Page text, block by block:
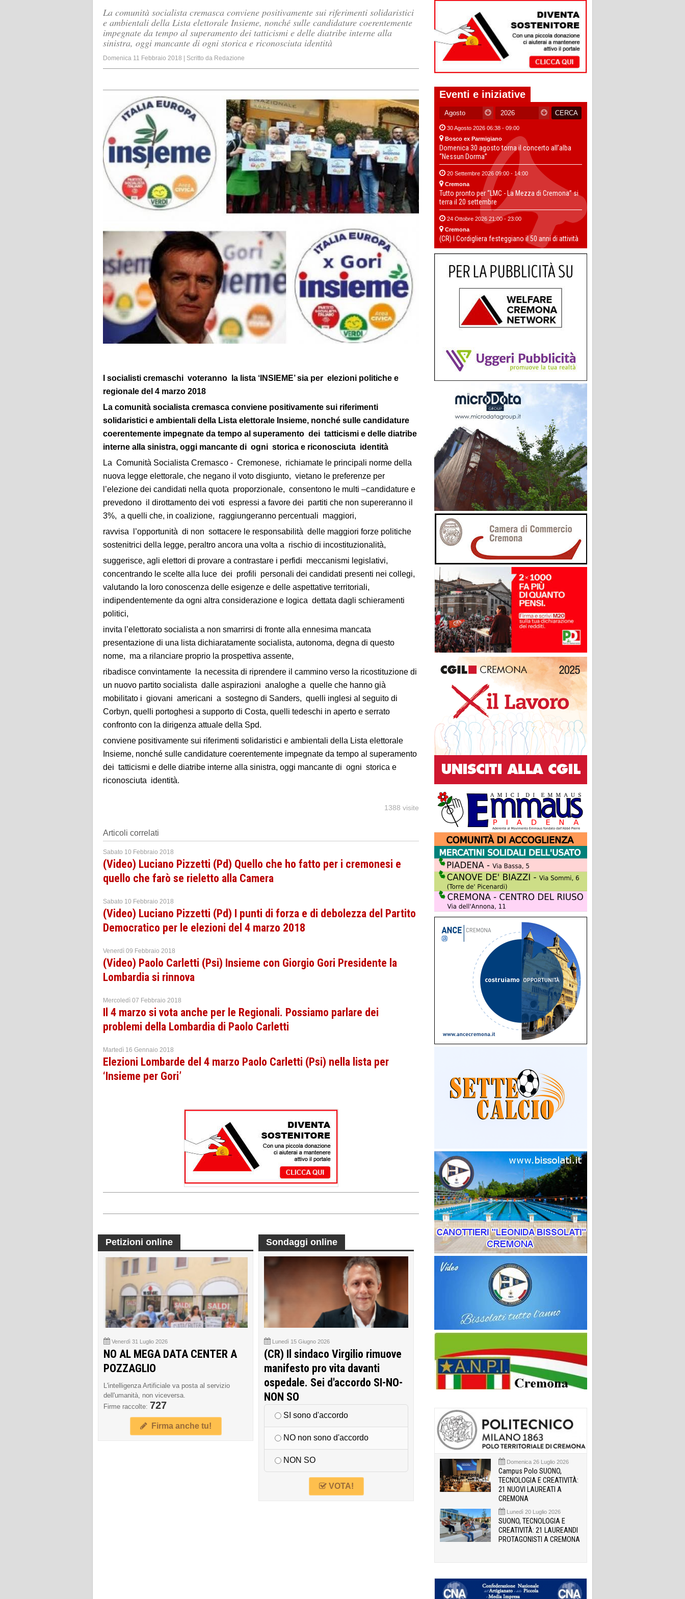
La comunità socialista cremasca conviene positivamente sui riferimenti solidaristici
e ambientali della Lista elettorale Insieme, nonché sulle candidature coerentemente
impegnate da tempo al superamento dei tatticismi e delle diatribe interne alla
sinistra, oggi mancante di ogni storica e riconosciuta identità
Domenica 11 Febbraio 2018 | Scritto da Redazione
I socialisti cremaschi voteranno la lista ‘INSIEME’ sia per elezioni politiche e
regionale del 4 marzo 2018
La comunità socialista cremasca conviene positivamente sui riferimenti
solidaristici e ambientali della Lista elettorale Insieme, nonché sulle candidature
coerentemente impegnate da tempo al superamento dei tatticismi e delle diatribe
interne alla sinistra, oggi mancante di ogni storica e riconosciuta identità
La Comunità Socialista Cremasco - Cremonese, richiamate le principali norme della
nuova legge elettorale, che negano il voto disgiunto, vietano le preferenze per
l’elezione dei candidati nella quota proporzionale, consentono le multi –candidature e
prevedono il dirottamento dei voti espressi a favore dei partiti che non supereranno il
3%, a quelli che, in coalizione, raggiungeranno percentuali maggiori,
ravvisa l’opportunità di non sottacere le responsabilità delle maggiori forze politiche
sostenitrici della legge, peraltro ancora una volta a rischio di incostituzionalità,
suggerisce, agli elettori di provare a contrastare i perfidi meccanismi legislativi,
concentrando le scelte alla luce dei profili personali dei candidati presenti nei collegi,
valutando la loro conoscenza delle esigenze e delle aspettative territoriali,
indipendentemente da ogni altra considerazione e logica dettata dagli schieramenti
politici,
invita l’elettorato socialista a non smarrirsi di fronte alla ennesima mancata
presentazione di una lista dichiaratamente socialista, autonoma, degna di questo
nome, ma a rilanciare proprio la prospettiva assente,
ribadisce convintamente la necessita di riprendere il cammino verso la ricostituzione di
un nuovo partito socialista dalle aspirazioni analoghe a quelle che hanno già
mobilitato i giovani americani a sostegno di Sanders, quelli inglesi al seguito di
Corbyn, quelli portoghesi a supporto di Costa, quelli tedeschi in aperto e serrato
confronto con la dirigenza attuale della Spd.
conviene positivamente sui riferimenti solidaristici e ambientali della Lista elettorale
Insieme, nonché sulle candidature coerentemente impegnate da tempo al superamento
dei tatticismi e delle diatribe interne alla sinistra, oggi mancante di ogni storica e
riconosciuta identità.
1388 visite
Articoli correlati
Sabato 10 Febbraio 2018
(Video) Luciano Pizzetti (Pd) Quello che ho fatto per i cremonesi e
quello che farò se rieletto alla Camera
Sabato 10 Febbraio 2018
(Video) Luciano Pizzetti (Pd) I punti di forza e di debolezza del Partito
Democratico per le elezioni del 4 marzo 2018
Venerdì 09 Febbraio 2018
(Video) Paolo Carletti (Psi) Insieme con Giorgio Gori Presidente la
Lombardia si rinnova
Mercoledì 07 Febbraio 2018
Il 4 marzo si vota anche per le Regionali. Possiamo parlare dei
problemi della Lombardia di Paolo Carletti
Martedì 16 Gennaio 2018
Elezioni Lombarde del 4 marzo Paolo Carletti (Psi) nella lista per
‘Insieme per Gori’
Petizioni online
Venerdì 31 Luglio 2026
NO AL MEGA DATA CENTER A
POZZAGLIO
L'intelligenza Artificiale va posta al servizio
dell'umanità, non viceversa.
Firme raccolte: 727
Firma anche tu!
Sondaggi online
Lunedì 15 Giugno 2026
(CR) Il sindaco Virgilio rimuove
manifesto pro vita davanti
ospedale. Sei d'accordo SI-NO-
NON SO
SI sono d'accordo
NO non sono d'accordo
NON SO
VOTA!
Eventi e iniziative
30 Agosto 2026 06:38 - 09:00
Bosco ex Parmigiano
Domenica 30 agosto torna il concerto all’alba
“Nessun Dorma”
20 Settembre 2026 09:00 - 14:00
Cremona
Tutto pronto per “LMC - La Mezza di Cremona” si
terra il 20 settembre
24 Ottobre 2026 21:00 - 23:00
Cremona
(CR) I Cordigliera festeggiano il 50 anni di attività
Domenica 26 Luglio 2026
Campus Polo SUONO,
TECNOLOGIA E CREATIVITÀ:
21 NUOVI LAUREATI A
CREMONA
Lunedì 20 Luglio 2026
SUONO, TECNOLOGIA E
CREATIVITÀ: 21 LAUREANDI
PROTAGONISTI A CREMONA